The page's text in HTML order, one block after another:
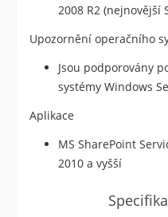
2008 R2 (nejnovější
Upozornění operačního
Jsou podporovány
systémy Windows
Aplikace
MS SharePoint
2010 a vyšší